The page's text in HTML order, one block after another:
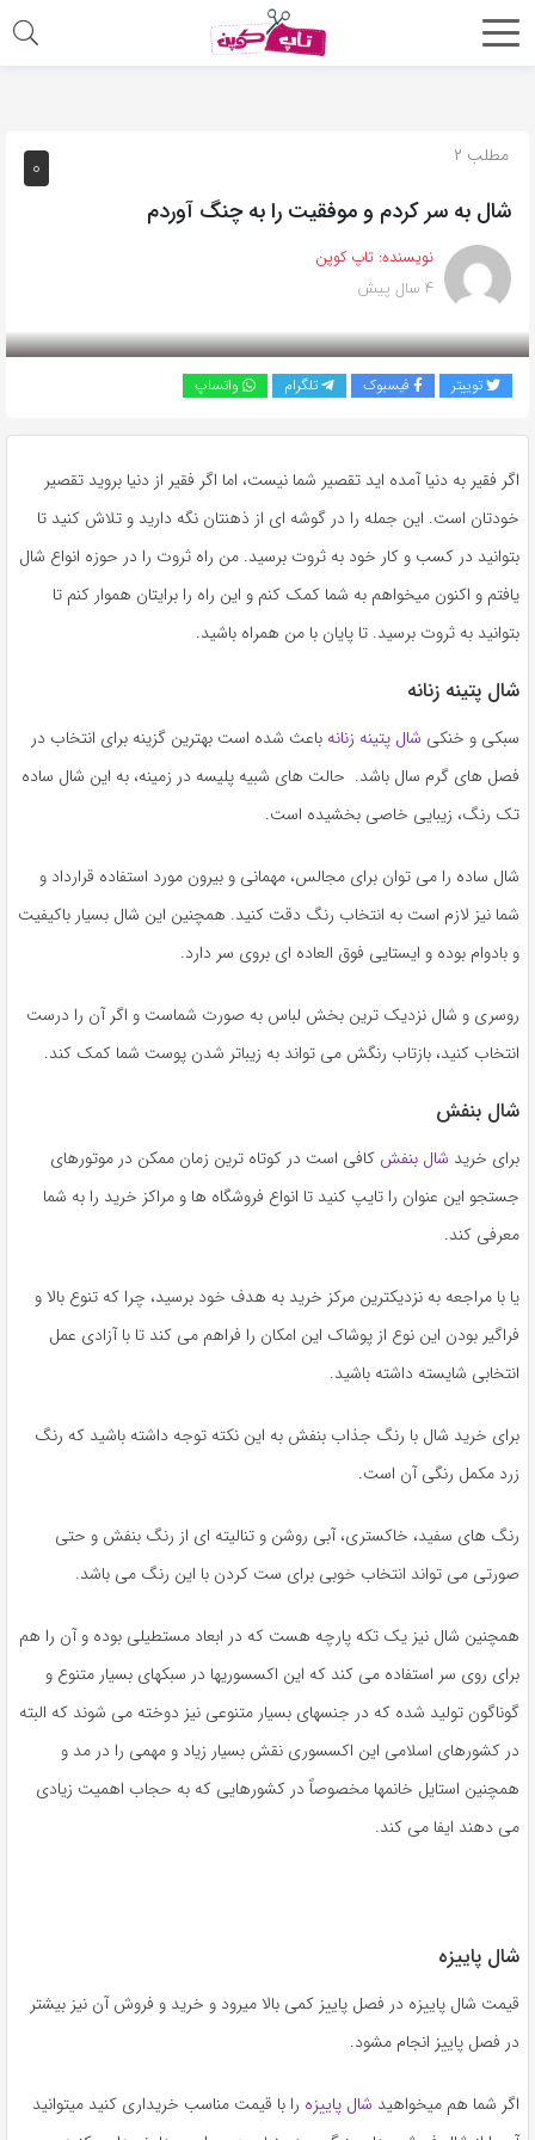
اشتراک
از
روش‌های
زیر
می‌توانید
این
صفحه
با
دوستان
خود
به
بگذارید.
کپی
۰ مطلب ۲
شال به سر کردم و موفقیت را به چنگ آوردم
نویسنده: تاپ کوپن
۴ سال پیش
توییتر فیسبوک تلگرام واتساپ
اگر فقیر به دنیا آمده اید تقصیر شما نیست، اما اگر فقیر از دنیا بروید تقصیر
خودتان است. این جمله را در گوشه ای از ذهنتان نگه دارید و تلاش کنید تا
بتوانید در کسب و کار خود به ثروت برسید. من راه ثروت را در حوزه انواع شال
یافتم و اکنون میخواهم به شما کمک کنم و این راه را برایتان هموار کنم تا
بتوانید به ثروت برسید. تا پایان با من همراه باشید.
شال پتینه زنانه
سبکی و خنکی شال پتینه زنانه باعث شده است بهترین گزینه برای انتخاب در
فصل های گرم سال باشد. حالت های شبیه پلیسه در زمینه، به این شال ساده
تک رنگ، زیبایی خاصی بخشیده است.
شال ساده را می توان برای مجالس، مهمانی و بیرون مورد استفاده قرارداد و
شما نیز لازم است به انتخاب رنگ دقت کنید. همچنین این شال بسیار باکیفیت
و بادوام بوده و ایستایی فوق العاده ای بروی سر دارد.
روسری و شال نزدیک ترین بخش لباس به صورت شماست و اگر آن را درست
انتخاب کنید، بازتاب رنگش می تواند به زیباتر شدن پوست شما کمک کند.
شال بنفش
برای خرید شال بنفش کافی است در کوتاه ترین زمان ممکن در موتورهای
جستجو این عنوان را تایپ کنید تا انواع فروشگاه ها و مراکز خرید را به شما
معرفی کند.
یا با مراجعه به نزدیکترین مرکز خرید به هدف خود برسید، چرا که تنوع بالا و
فراگیر بودن این نوع از پوشاک این امکان را فراهم می کند تا با آزادی عمل
انتخابی شایسته داشته باشید.
برای خرید شال با رنگ جذاب بنفش به این نکته توجه داشته باشید که رنگ
زرد مکمل رنگی آن است.
رنگ های سفید، خاکستری، آبی روشن و تنالیته ای از رنگ بنفش و حتی
صورتی می تواند انتخاب خوبی برای ست کردن با این رنگ می باشد.
همچنین شال نیز یک تکه پارچه هست که در ابعاد مستطیلی بوده و آن را هم
برای روی سر استفاده می ‌کند که این اکسسوریها در سبکهای بسیار متنوع و
گوناگون تولید شده که در جنسهای بسیار متنوعی نیز دوخته می شوند که البته
در کشورهای اسلامی این اکسسوری نقش بسیار زیاد و مهمی را در مد و
همچنین استایل خانمها مخصوصاً در کشورهایی که به حجاب اهمیت زیادی
می دهند ایفا می کند.
شال پاییزه
قیمت شال پاییزه در فصل پاییز کمی بالا میرود و خرید و فروش آن نیز بیشتر
در فصل پاییز انجام مشود.
اگر شما هم میخواهید شال پاییزه را با قیمت مناسب خریداری کنید میتوانید